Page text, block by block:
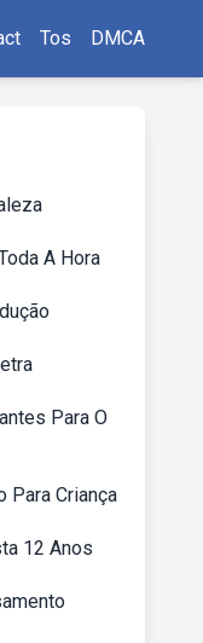
Tos DMCA
A Hora
Para O
Para Criança
12 Anos